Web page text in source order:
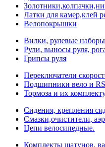
Латки для камер,клей
Велопокрышки
Вилки, рулевые наборы
Рули, выносы руля,
Грипсы руля
Переключатели
Подшипники вело и RS
Тормоза и их
Сидения, крепления
Смазки,очистители,
Цепи велосипедные.
Комплекты шатунов,